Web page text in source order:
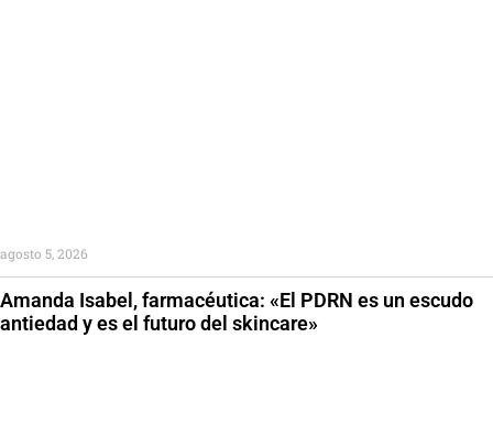
Amanda Isabel, farmacéutica: «El PDRN es un escudo
antiedad y es el futuro del skincare»
agosto 5, 2026